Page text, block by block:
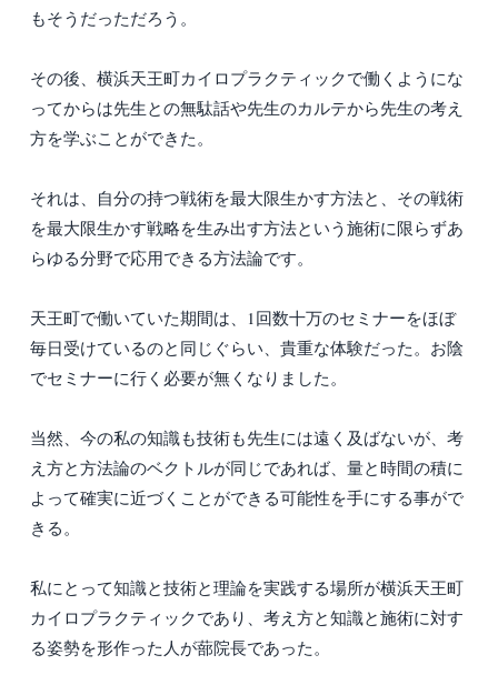
もそうだっただろう。
その後、横浜天王町カイロプラクティックで働くようにな
ってからは先生との無駄話や先生のカルテから先生の考え
方を学ぶことができた。
それは、自分の持つ戦術を最大限生かす方法と、その戦術
を最大限生かす戦略を生み出す方法という施術に限らずあ
らゆる分野で応用できる方法論です。
天王町で働いていた期間は、1回数十万のセミナーをほぼ
毎日受けているのと同じぐらい、貴重な体験だった。お陰
でセミナーに行く必要が無くなりました。
当然、今の私の知識も技術も先生には遠く及ばないが、考
え方と方法論のベクトルが同じであれば、量と時間の積に
よって確実に近づくことができる可能性を手にする事がで
きる。
私にとって知識と技術と理論を実践する場所が横浜天王町
カイロプラクティックであり、考え方と知識と施術に対す
る姿勢を形作った人が蔀院長であった。